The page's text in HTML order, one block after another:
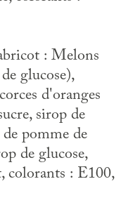
: Melons
glucose),
d'oranges
sirop de
pomme de
de glucose,
colorants : E100,